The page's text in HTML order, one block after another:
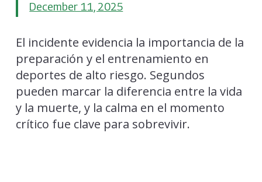
December 11, 2025
El incidente evidencia la importancia de la
preparación y el entrenamiento en
deportes de alto riesgo. Segundos
pueden marcar la diferencia entre la vida
y la muerte, y la calma en el momento
crítico fue clave para sobrevivir.